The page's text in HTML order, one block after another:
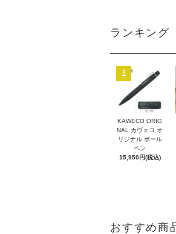
ランキング
1
KAWECO ORIG
NAL カヴェコ オ
リジナル ボール
ペン
15,950円(税込)
おすすめ商